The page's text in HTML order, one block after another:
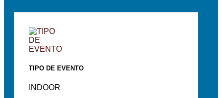
TIPO DE EVENTO
INDOOR